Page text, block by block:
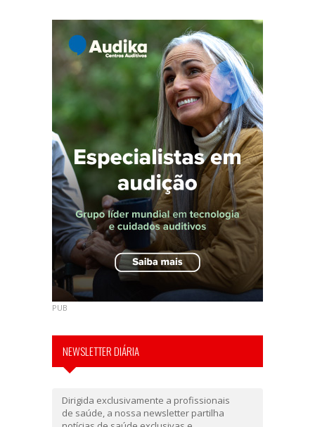
PUB
NEWSLETTER DIÁRIA
Dirigida exclusivamente a profissionais
de saúde, a nossa newsletter partilha